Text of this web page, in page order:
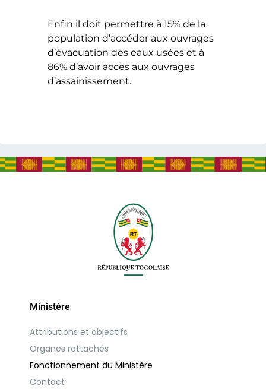
Enfin il doit permettre à 15% de la
population d’accéder aux ouvrages
d’évacuation des eaux usées et à
86% d’avoir accès aux ouvrages
d’assainissement.
Ministère
Attributions et objectifs
Organes rattachés
Fonctionnement du Ministère
Contact